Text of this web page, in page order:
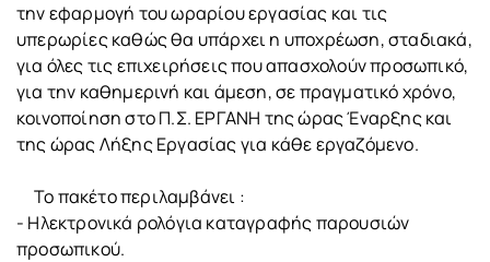
την εφαρμογή του ωραρίου εργασίας και τις
υπερωρίες καθώς θα υπάρχει η υποχρέωση, σταδιακά,
για όλες τις επιχειρήσεις που απασχολούν προσωπικό,
για την καθημερινή και άμεση, σε πραγματικό χρόνο,
κοινοποίηση στο Π.Σ. ΕΡΓΑΝΗ της ώρας Έναρξης και
της ώρας Λήξης Εργασίας για κάθε εργαζόμενο.
Το πακέτο περιλαμβάνει :
- Ηλεκτρονικά ρολόγια καταγραφής παρουσιών
προσωπικού.